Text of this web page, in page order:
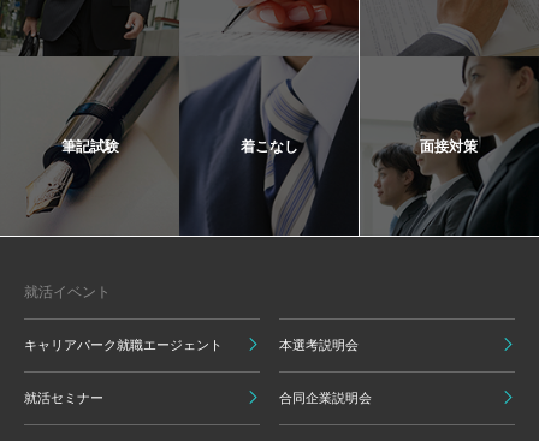
筆記試験 着こなし 面接対策
就活イベント
キャリアパーク就職エージェント 本選考説明会
就活セミナー 合同企業説明会